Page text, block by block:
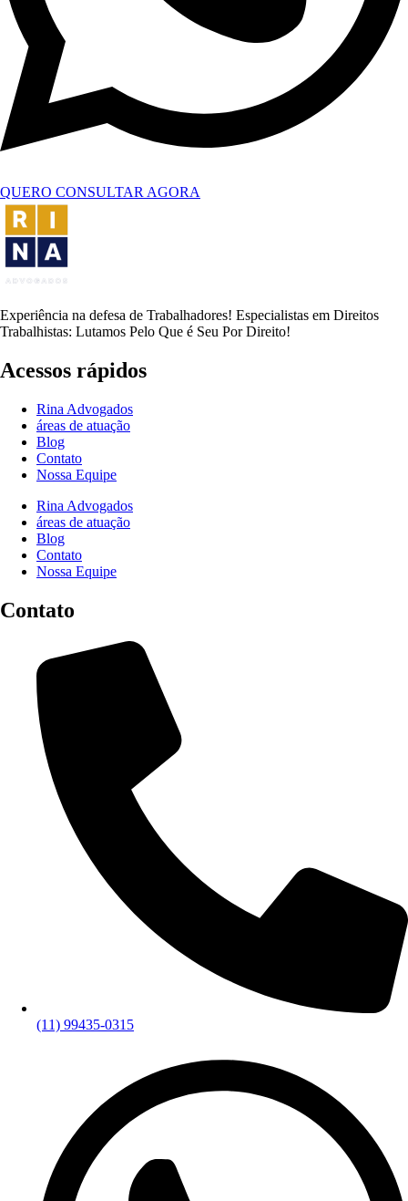
QUERO CONSULTAR AGORA
Experiência na defesa de Trabalhadores! Especialistas em Direitos
Trabalhistas: Lutamos Pelo Que é Seu Por Direito!
Acessos rápidos
Rina Advogados
áreas de atuação
Blog
Contato
Nossa Equipe
Rina Advogados
áreas de atuação
Blog
Contato
Nossa Equipe
Contato
(11) 99435-0315